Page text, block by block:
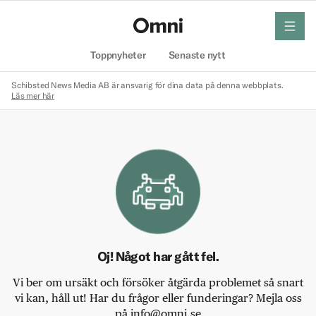
Toppnyheter Senaste nytt
meny
Schibsted News Media AB är ansvarig för dina data på denna webbplats.
Läs mer här
Oj! Något har gått fel.
Vi ber om ursäkt och försöker åtgärda problemet så snart
vi kan, håll ut! Har du frågor eller funderingar? Mejla oss